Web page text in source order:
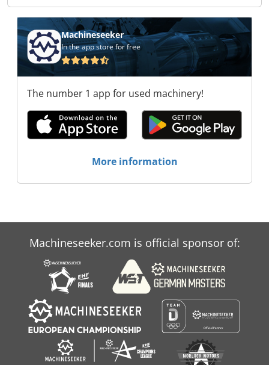
Pozzi Marco Macchine Utensili Pozzi Marco
Macchine Utensili Pozzi Marco Macchine Utensili
Pozzi Marco Macchine Utensili Pozzi Marco
Macchine Utensili Pozzi Marco Macchine Utensili
Pozzi Marco Macchine Utensili Pozzi Marco
Macchine Utensili
Machineseeker
In the app store for free
The number 1 app for used machinery!
More information
Machineseeker.com is official sponsor of: